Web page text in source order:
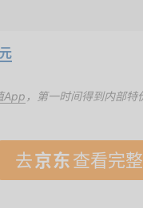
App ，第一时间得到内部特
去 查看完